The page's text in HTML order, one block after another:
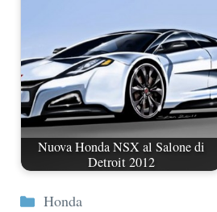
Nuova Honda NSX al Salone di
Detroit 2012
Categorie
Honda